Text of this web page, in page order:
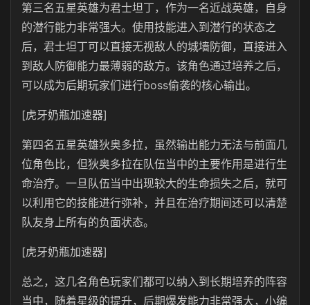
第三名五星英雄为君士坦丁，作为一名近战英雄，自身
的潜行能力非常强大。使用技能进入到潜行的状态之
后，君士坦丁可以直接无视敌人的城墙防御，直接进入
到敌人防御能力最薄弱的敌方。该角色通过培养之后，
可以成为后期玩家们进行boss偷袭的核心输出。
[虎牙奶瓶加速器]
第四名五星英雄狄奥多拉，虽然输出能力无法与前面几
位角色比，但狄奥多拉在队伍当中的主要作用是进行生
命治疗。一旦队伍当中出现较大的生命损失之后，就可
以利用它的技能进行弥补，并且在治疗期间还可以清楚
队友身上所有的负面状态。
[虎牙奶瓶加速器]
总之，这几名角色玩家们都可以纳入到长期培养的阵容
当中，随着星级的提升，后期爆发能力非常强大，小编